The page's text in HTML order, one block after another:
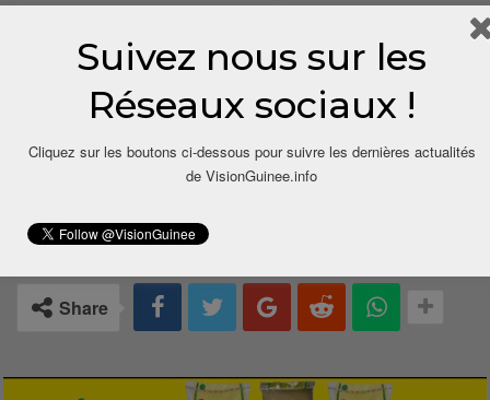
0
Share
Suivez nous sur les
Réseaux sociaux !
Cliquez sur les boutons ci-dessous pour suivre les dernières actualités
de VisionGuinee.info